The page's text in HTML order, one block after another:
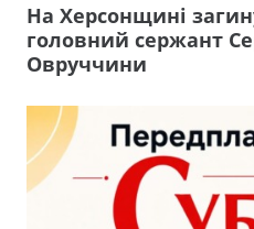
На Херсонщині
головний сержант
Овруччини